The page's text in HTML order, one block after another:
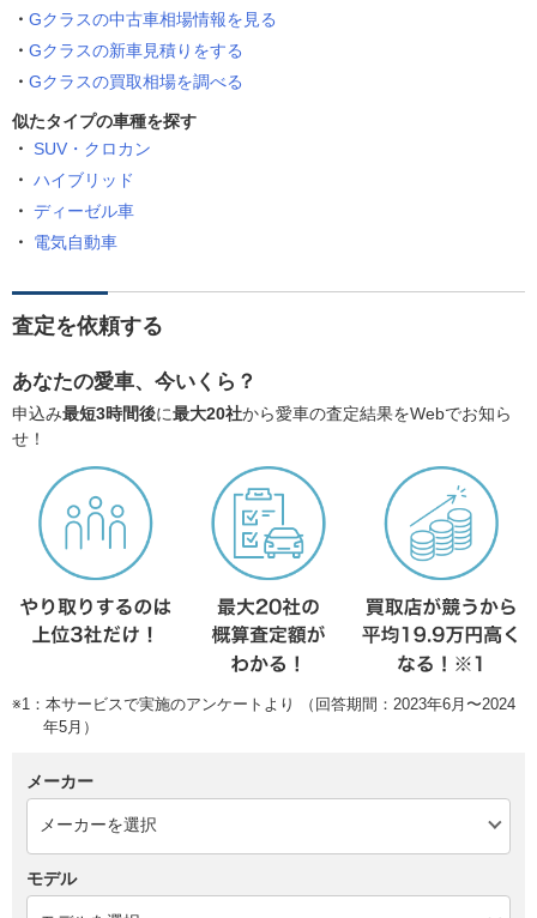
Gクラスの中古車相場情報を見る
Gクラスの新車見積りをする
Gクラスの買取相場を調べる
似たタイプの車種を探す
SUV・クロカン
ハイブリッド
ディーゼル車
電気自動車
査定を依頼する
あなたの愛車、今いくら？
申込み最短3時間後に最大20社から愛車の査定結果をWebでお知ら
せ！
※1：本サービスで実施のアンケートより （回答期間：2023年6月〜2024
年5月）
メーカー
モデル